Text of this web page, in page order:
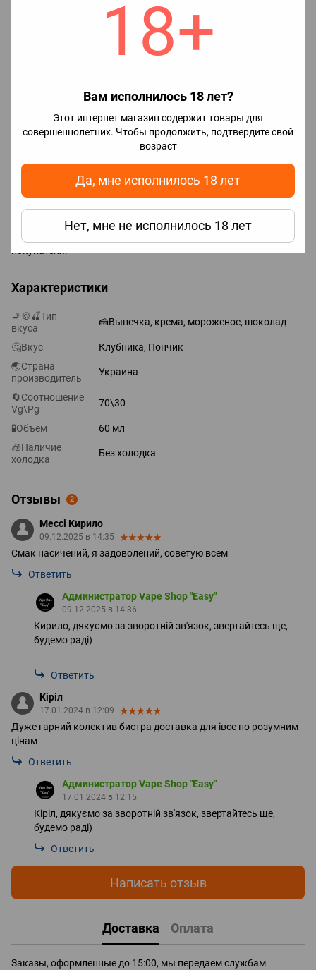
18+
Вам исполнилось 18 лет?
Этот интернет магазин содержит товары для
совершеннолетних. Чтобы продолжить, подтвердите свой
возраст
Да, мне исполнилось 18 лет
Нет, мне не исполнилось 18 лет
Характеристики готовой жидкости
Соотношение VG/PG: 70/30
Страна производства: Украина
⚠️ Дисклеймер
Данный товар реализуется какароматизатор.
Глицерин прилагается в комплект в качестве подарка.
Использование продукта осуществляется по усмотрению
покупателя.
Характеристики
🚬🍪🍒Тип
вкуса
🍰Выпечка, крема, мороженое, шоколад
🤔Вкус
Клубника, Пончик
🌏Страна
производитель
Украина
🔄Соотношение
Vg\Pg
70\30
🧪Объем
60 мл
🧊Наличие
холодка
Без холодка
Отзывы 2
Мессі Кирило
09.12.2025 в 14:35
Смак насичений, я задоволений, советую всем
Ответить
Администратор Vape Shop "Easy"
09.12.2025 в 14:36
Кирило, дякуємо за зворотній зв'язок, звертайтесь ще,
будемо раді)
Ответить
Кіріл
17.01.2024 в 12:09
Дуже гарний колектив бистра доставка для івсе по розумним
цінам
Ответить
Администратор Vape Shop "Easy"
17.01.2024 в 12:15
Кіріл, дякуємо за зворотній зв'язок, звертайтесь ще,
будемо раді)
Ответить
Написать отзыв
Доставка Оплата
Заказы, оформленные до 15:00, мы передаем службам